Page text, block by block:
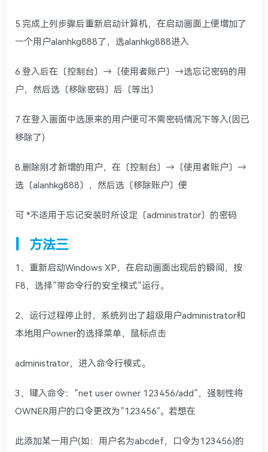
5.完成上列步骤后重新启动计算机，在启动画面上便增加了
一个用户alanhkg888了，选alanhkg888进入
6.登入后在〔控制台〕→〔使用者账户〕→选忘记密码的用
户，然后选〔移除密码〕后〔等出〕
7.在登入画面中选原来的用户便可不需密码情况下等入(因已
移除了)
8.删除刚才新增的用户，在〔控制台〕→〔使用者账户〕→
选〔alanhkg888〕，然后选〔移除账户〕便
可 *不适用于忘记安装时所设定〔administrator〕的密码
方法三
1、重新启动Windows XP，在启动画面出现后的瞬间，按
F8，选择”带命令行的安全模式”运行。
2、运行过程停止时，系统列出了超级用户administrator和
本地用户owner的选择菜单，鼠标点击
administrator，进入命令行模式。
3、键入命令：”net user owner 123456/add”，强制性将
OWNER用户的口令更改为”123456″。若想在
此添加某一用户(如：用户名为abcdef，口令为123456)的